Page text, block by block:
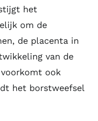
het
om de
de placenta in
van de
ook
het borstweefsel